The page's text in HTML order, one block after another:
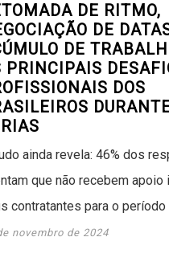
DE RITMO,
DE
DE
PRINCIPAIS
DOS
ainda revela: 46% dos
que não recebem apoio
contratantes para o período
novembro de 2024